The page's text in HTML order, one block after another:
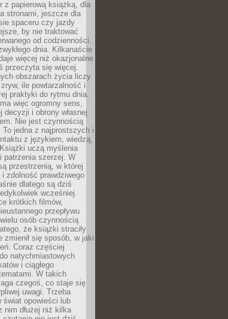
z papierową książką, dla
stronami, jeszcze dla
spaceru czy jazdy
by nie traktować
od codzienności.
dnia. Kilkanaście
więcej niż okazjonalne
przeczyta się więcej.
obszarach życia liczy
ile powtarzalność i
praktyki do rytmu dnia.
więc ogromny sens,
decyzji i obrony własnej
Nie jest czynnością
To jedna z najprostszych i
z językiem, wiedzą,
uczą myślenia
patrzenia szerzej. W
przestrzenią, w której
zdolność prawdziwego
dlatego są dziś
wcześniej.
krótkich filmów,
przepływu
osób czynnością
że książki straciły
się sposób, w jaki
Coraz częściej
natychmiastowych
i ciągłego
W takich
czegoś, co staje się
uwagi. Trzeba
świat opowieści lub
nim dłużej niż kilka